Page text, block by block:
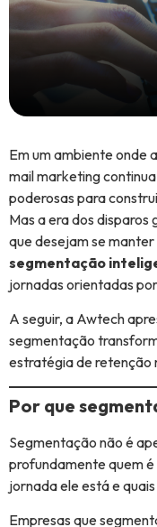
Em um ambiente onde
mail marketing
poderosas para
Mas a era dos disparos
que desejam se
segmentação
jornadas orientadas
A seguir, a Awtech
segmentação
estratégia de retenção
Por que
Segmentação não é
profundamente quem
jornada ele está e
Empresas que